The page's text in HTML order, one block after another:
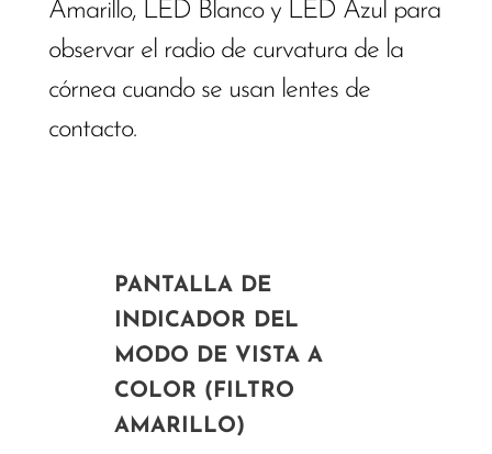
Amarillo, LED Blanco y LED Azul para
observar el radio de curvatura de la
córnea cuando se usan lentes de
contacto.
PANTALLA DE
INDICADOR DEL
MODO DE VISTA A
COLOR (FILTRO
AMARILLO)